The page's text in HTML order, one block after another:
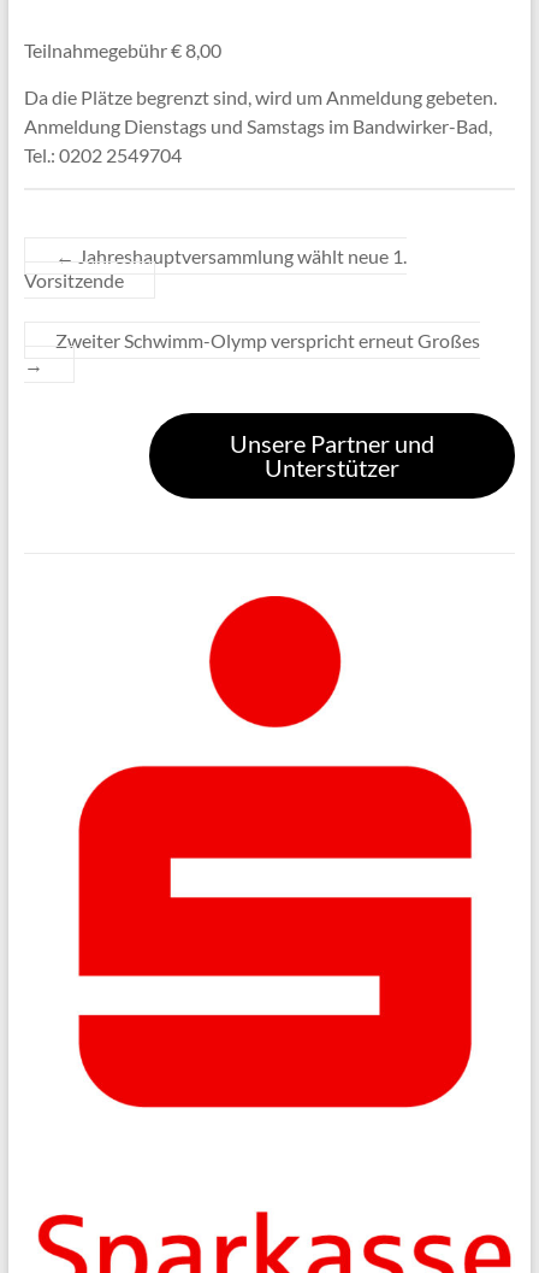
Teilnahmegebühr € 8,00
Da die Plätze begrenzt sind, wird um Anmeldung gebeten.
Anmeldung Dienstags und Samstags im Bandwirker-Bad,
Tel.: 0202 2549704
← Jahreshauptversammlung wählt neue 1.
Vorsitzende
Zweiter Schwimm-Olymp verspricht erneut Großes
→
Unsere Partner und
Unterstützer